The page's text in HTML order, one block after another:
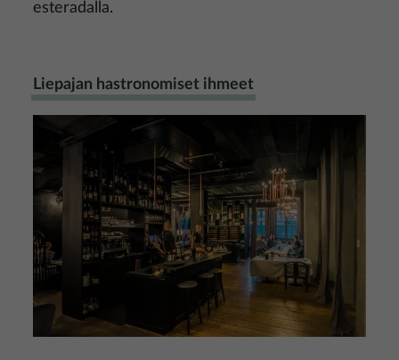
esteradalla.
Liepajan hastronomiset ihmeet